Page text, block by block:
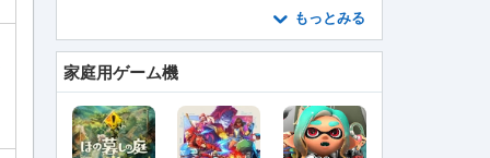
もっとみる
家庭用ゲーム機